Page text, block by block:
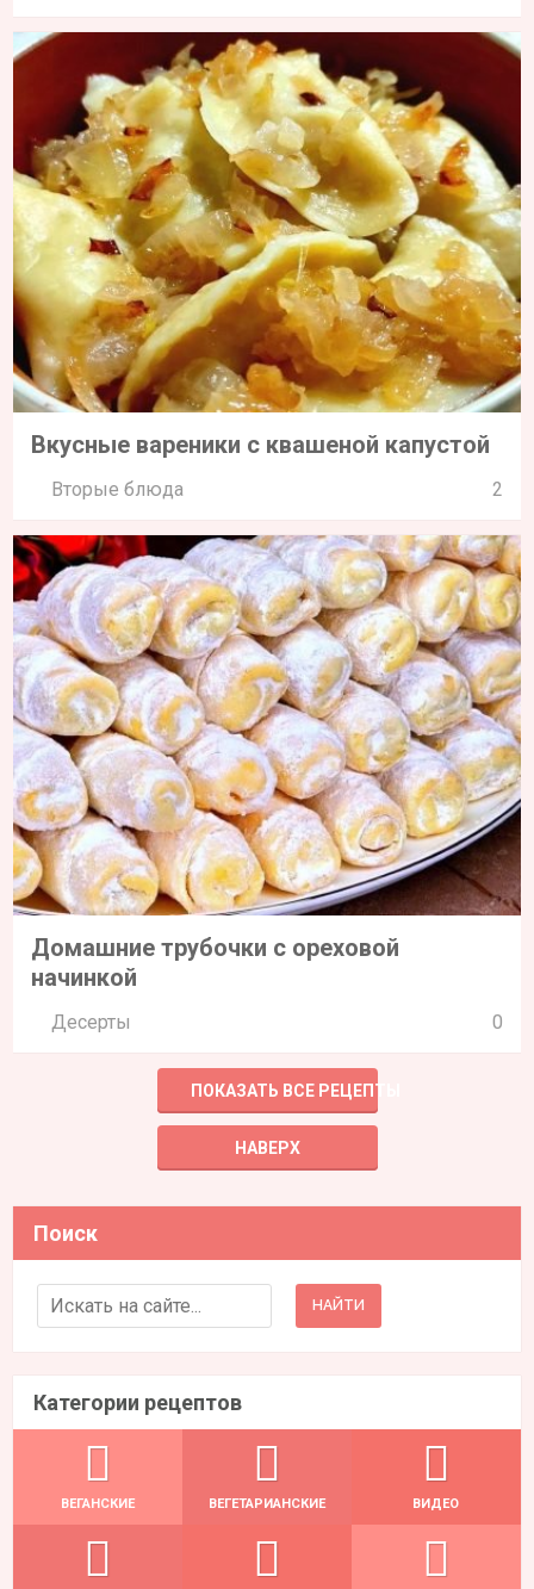
Вкусные вареники с квашеной капустой
Вторые блюда 2
Домашние трубочки с ореховой
начинкой
Десерты 0
ПОКАЗАТЬ ВСЕ РЕЦЕПТЫ
НАВЕРХ
Поиск
Search for:
Категории рецептов
ВЕГАНСКИЕ ВЕГЕТАРИАНСКИЕ ВИДЕО